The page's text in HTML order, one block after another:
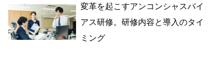
変革を起こすアンコンシャスバイ
アス研修。研修内容と導入のタイ
ミング